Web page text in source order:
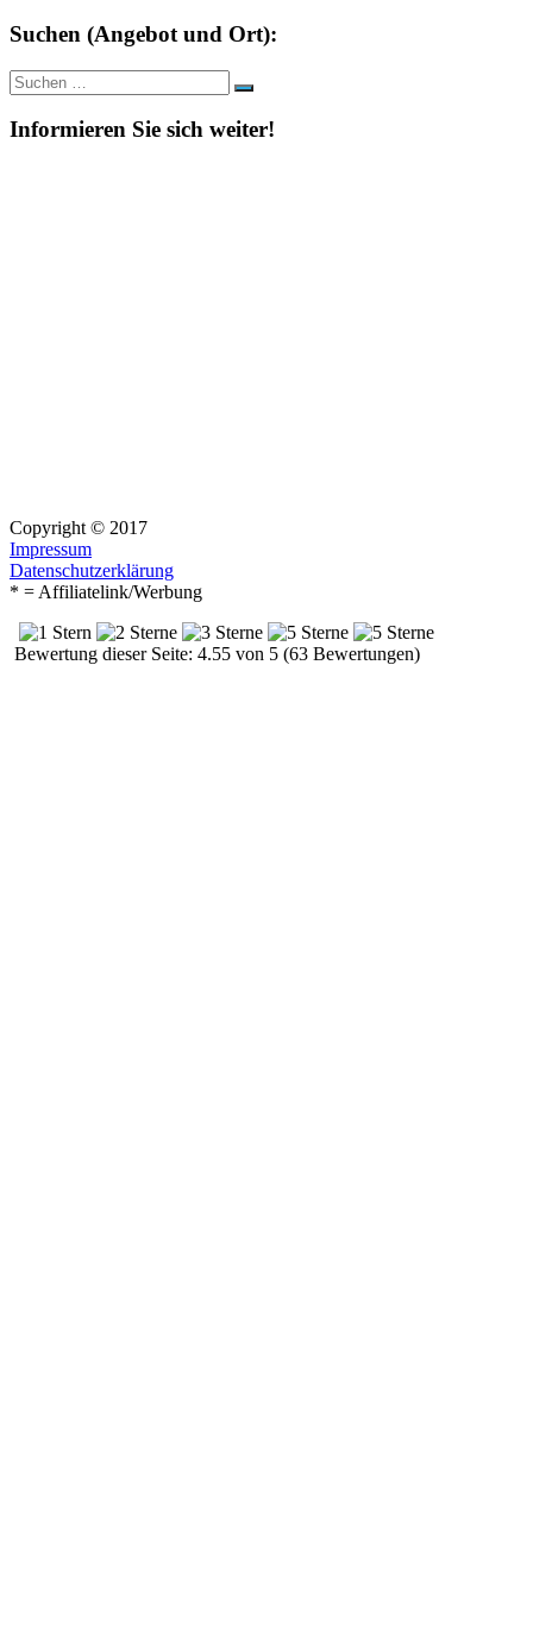
Suchen (Angebot und Ort):
Suche
nach:
Suchen
Informieren Sie sich weiter!
Copyright © 2017
Impressum
Datenschutzerklärung
* = Affiliatelink/Werbung
Bewertung dieser Seite: 4.55 von 5 (63 Bewertungen)